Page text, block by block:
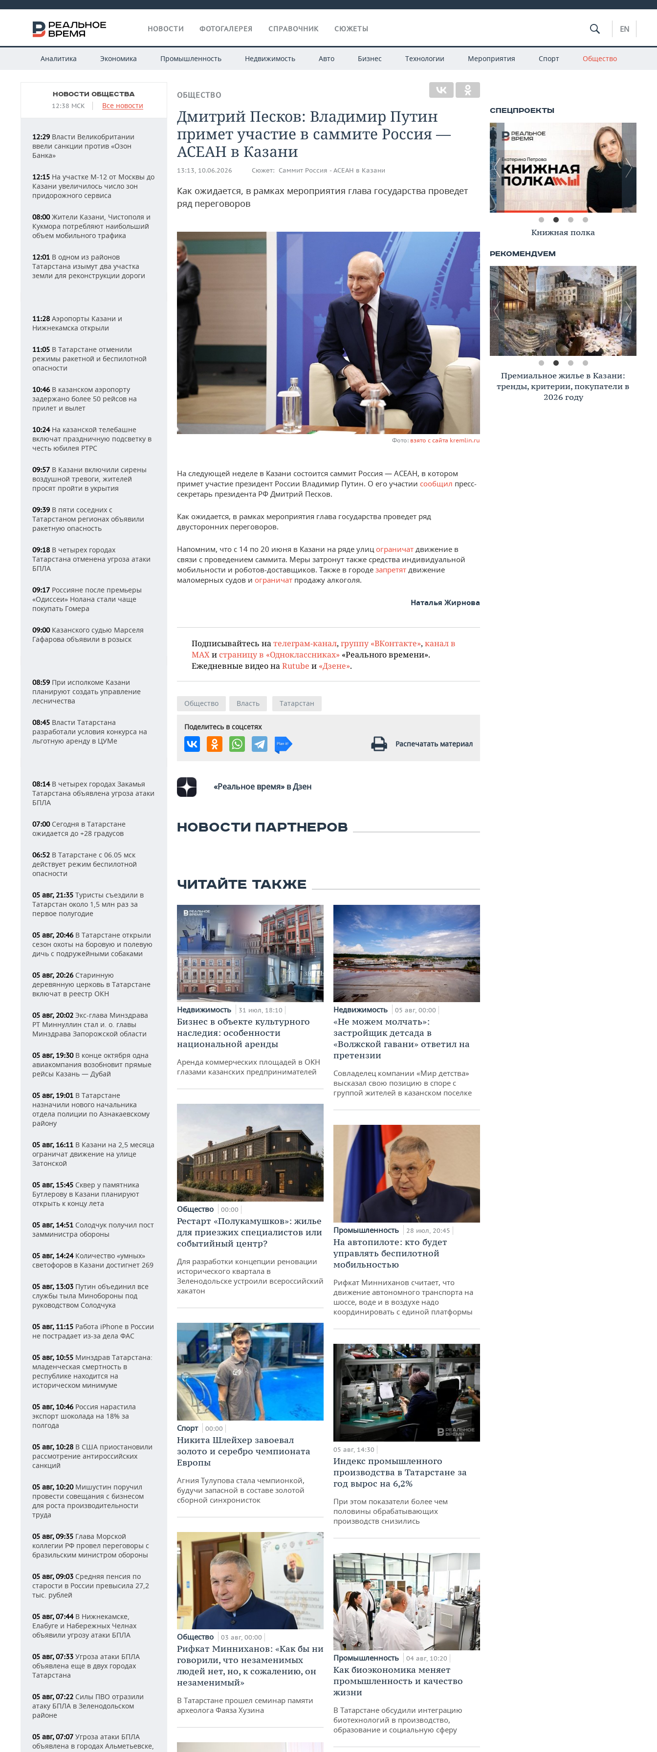
НОВОСТИ ФОТОГАЛЕРЕЯ СПРАВОЧНИК СЮЖЕТЫ EN
Аналитика Экономика Промышленность Недвижимость Авто Бизнес Технологии Мероприятия Спорт Общество
НОВОСТИ ОБЩЕСТВА
12:38 МСК Все новости
12:29 Власти Великобритании
ввели санкции против «Озон
Банка»
12:15 На участке М-12 от Москвы до
Казани увеличилось число зон
придорожного сервиса
08:00Жители Казани, Чистополя и
Кукмора потребляют наибольший
объем мобильного трафика
12:01 В одном из районов
Татарстана изымут два участка
земли для реконструкции дороги
11:28 Аэропорты Казани и
Нижнекамска открыли
11:05 В Татарстане отменили
режимы ракетной и беспилотной
опасности
10:46 В казанском аэропорту
задержано более 50 рейсов на
прилет и вылет
10:24На казанской телебашне
включат праздничную подсветку в
честь юбилея РТРС
09:57 В Казани включили сирены
воздушной тревоги, жителей
просят пройти в укрытия
09:39 В пяти соседних с
Татарстаном регионах объявили
ракетную опасность
09:18 В четырех городах
Татарстана отменена угроза атаки
БПЛА
09:17 Россияне после премьеры
«Одиссеи» Нолана стали чаще
покупать Гомера
09:00Казанского судью Марселя
Гафарова объявили в розыск
08:59 При исполкоме Казани
планируют создать управление
лесничества
08:45 Власти Татарстана
разработали условия конкурса на
льготную аренду в ЦУМе
08:14В четырех городах Закамья
Татарстана объявлена угроза атаки
БПЛА
07:00Сегодня в Татарстане
ожидается до +28 градусов
06:52 В Татарстане с 06.05 мск
действует режим беспилотной
опасности
05 авг, 21:35 Туристы съездили в
Татарстан около 1,5 млн раз за
первое полугодие
05 авг, 20:46 В Татарстане открыли
сезон охоты на боровую и полевую
дичь с подружейными собаками
05 авг, 20:26 Старинную
деревянную церковь в Татарстане
включат в реестр ОКН
05 авг, 20:02 Экс-глава Минздрава
РТ Миннуллин стал и. о. главы
Минздрава Запорожской области
05 авг, 19:30В конце октября одна
авиакомпания возобновит прямые
рейсы Казань — Дубай
05 авг, 19:01 В Татарстане
назначили нового начальника
отдела полиции по Азнакаевскому
району
05 авг, 16:11 В Казани на 2,5 месяца
ограничат движение на улице
Затонской
05 авг, 15:45 Сквер у памятника
Бутлерову в Казани планируют
открыть к концу лета
05 авг, 14:51 Солодчук получил пост
замминистра обороны
05 авг, 14:24Количество «умных»
светофоров в Казани достигнет 269
05 авг, 13:03 Путин объединил все
службы тыла Минобороны под
руководством Солодчука
05 авг, 11:15 Работа iPhone в России
не пострадает из-за дела ФАС
05 авг, 10:55 Минздрав Татарстана:
младенческая смертность в
республике находится на
историческом минимуме
05 авг, 10:46 Россия нарастила
экспорт шоколада на 18% за
полгода
05 авг, 10:28 В США приостановили
рассмотрение антироссийских
санкций
05 авг, 10:20Мишустин поручил
провести совещания с бизнесом
для роста производительности
труда
05 авг, 09:35 Глава Морской
коллегии РФ провел переговоры с
бразильским министром обороны
05 авг, 09:03 Средняя пенсия по
старости в России превысила 27,2
тыс. рублей
05 авг, 07:44В Нижнекамске,
Елабуге и Набережных Челнах
объявили угрозу атаки БПЛА
05 авг, 07:33 Угроза атаки БПЛА
объявлена еще в двух городах
Татарстана
05 авг, 07:22 Силы ПВО отразили
атаку БПЛА в Зеленодольском
районе
05 авг, 07:07 Угроза атаки БПЛА
объявлена в городах Альметьевске,
ОБЩЕСТВО
Дмитрий Песков: Владимир Путин
примет участие в саммите Россия —
АСЕАН в Казани
13:13, 10.06.2026 Сюжет: Саммит Россия - АСЕАН в Казани
Как ожидается, в рамках мероприятия глава государства проведет
ряд переговоров
Фото: взято с сайта kremlin.ru
На следующей неделе в Казани состоится саммит Россия — АСЕАН, в котором
примет участие президент России Владимир Путин. О его участии сообщил пресс-
секретарь президента РФ Дмитрий Песков.
Как ожидается, в рамках мероприятия глава государства проведет ряд
двусторонних переговоров.
Напомним, что с 14 по 20 июня в Казани на ряде улиц ограничат движение в
связи с проведением саммита. Меры затронут также средства индивидуальной
мобильности и роботов-доставщиков. Также в городе запретят движение
маломерных судов и ограничат продажу алкоголя.
Наталья Жирнова
Подписывайтесь на телеграм-канал, группу «ВКонтакте», канал в
MAX и страницу в «Одноклассниках» «Реального времени».
Ежедневные видео на Rutube и «Дзене».
Общество Власть Татарстан
Поделитесь в соцсетях
Распечатать материал
«Реальное время» в Дзен
НОВОСТИ ПАРТНЕРОВ
ЧИТАЙТЕ ТАКЖЕ
Недвижимость 31 июл, 18:10
Бизнес в объекте культурного
наследия: особенности
национальной аренды
Аренда коммерческих площадей в ОКН
глазами казанских предпринимателей
Общество 00:00
Рестарт «Полукамушков»: жилье
для приезжих специалистов или
событийный центр?
Для разработки концепции реновации
исторического квартала в
Зеленодольске устроили всероссийский
хакатон
Спорт 00:00
Никита Шлейхер завоевал
золото и серебро чемпионата
Европы
Агния Тулупова стала чемпионкой,
будучи запасной в составе золотой
сборной синхронисток
Общество 03 авг, 00:00
Рифкат Минниханов: «Как бы ни
говорили, что незаменимых
людей нет, но, к сожалению, он
незаменимый»
В Татарстане прошел семинар памяти
археолога Фаяза Хузина
Недвижимость 05 авг, 00:00
«Не можем молчать»:
застройщик детсада в
«Волжской гавани» ответил на
претензии
Совладелец компании «Мир детства»
высказал свою позицию в споре с
группой жителей в казанском поселке
Промышленность 28 июл, 20:45
На автопилоте: кто будет
управлять беспилотной
мобильностью
Рифкат Минниханов считает, что
движение автономного транспорта на
шоссе, воде и в воздухе надо
координировать с единой платформы
05 авг, 14:30
Индекс промышленного
производства в Татарстане за
год вырос на 6,2%
При этом показатели более чем
половины обрабатывающих
производств снизились
Промышленность 04 авг, 10:20
Как биоэкономика меняет
промышленность и качество
жизни
В Татарстане обсудили интеграцию
биотехнологий в производство,
образование и социальную сферу
Книжная полка
Премиальное жилье в Казани:
тренды, критерии, покупатели в
2026 году